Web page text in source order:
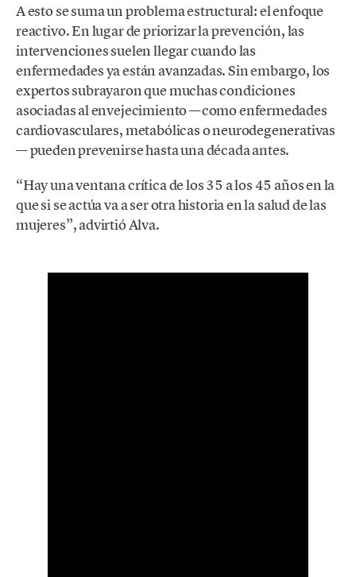
A esto se suma un problema estructural: el enfoque
reactivo. En lugar de priorizar la prevención, las
intervenciones suelen llegar cuando las
enfermedades ya están avanzadas. Sin embargo, los
expertos subrayaron que muchas condiciones
asociadas al envejecimiento —como enfermedades
cardiovasculares, metabólicas o neurodegenerativas
— pueden prevenirse hasta una década antes.
“Hay una ventana crítica de los 35 a los 45 años en la
que si se actúa va a ser otra historia en la salud de las
mujeres”, advirtió Alva.